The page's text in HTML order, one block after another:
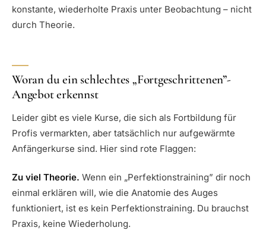
konstante, wiederholte Praxis unter Beobachtung – nicht
durch Theorie.
Woran du ein schlechtes „Fortgeschrittenen”-
Angebot erkennst
Leider gibt es viele Kurse, die sich als Fortbildung für
Profis vermarkten, aber tatsächlich nur aufgewärmte
Anfängerkurse sind. Hier sind rote Flaggen:
Zu viel Theorie. Wenn ein „Perfektionstraining” dir noch
einmal erklären will, wie die Anatomie des Auges
funktioniert, ist es kein Perfektionstraining. Du brauchst
Praxis, keine Wiederholung.